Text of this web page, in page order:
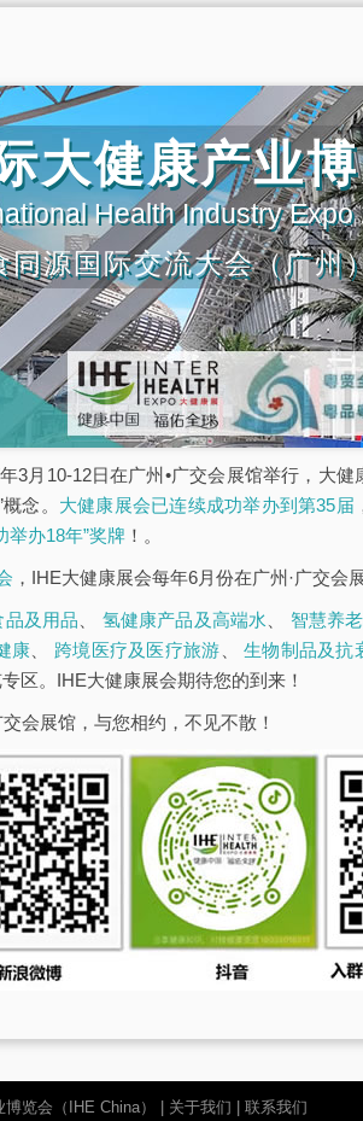
大健康产业
Health Industry Expo
同源国际交流大会（广州
3月10-12日在广州•广交会展馆举行，大
念。 大健康展会已连续成功举办到第35届
举办18年”奖牌 ！。
，IHE大健康展会每年6月份在广州·广交会
品及用品 氢健康产品及高端水 智慧养
康 跨境医疗及医疗旅游 、生物制品及抗
区。IHE大健康展会期待您的到来！
会展馆，与您相约，不见不散！
览会（IHE China） 关于我们 联系我们